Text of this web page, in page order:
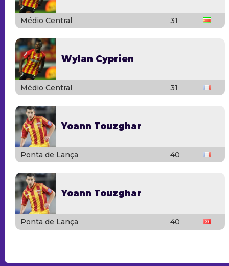
Médio Central 31
Wylan Cyprien
Médio Central 31
Yoann Touzghar
Ponta de Lança 40
Yoann Touzghar
Ponta de Lança 40